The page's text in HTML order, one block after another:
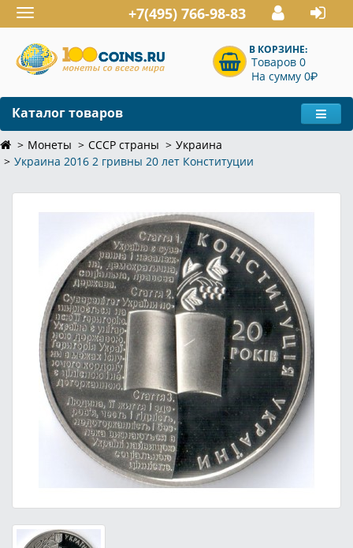
Toggle
navigation
+7(495) 766-98-83
В КОРЗИНЕ:
Товаров 0
На сумму 0P
Каталог товаров
Монеты СССР страны
Украина
Украина 2016 2 гривны 20 лет Конституции